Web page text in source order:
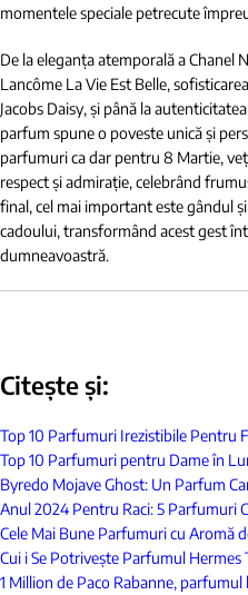
momentele speciale petrecute
De la eleganța atemporală a Chanel
Lancôme La Vie Est Belle,
Jacobs Daisy, și până la
parfum spune o poveste unică și
parfumuri ca dar pentru 8 Martie,
respect și admirație, celebrând
final, cel mai important este gândul
cadoului, transformând acest gest
dumneavoastră.
Citește și:
Top 10 Parfumuri Irezistibile Pentru
Top 10 Parfumuri pentru Dame în
Byredo Mojave Ghost: Un Parfum
Anul 2024 Pentru Raci: 5 Parfumuri
Cele Mai Bune Parfumuri cu Aromă
Cui i Se Potrivește Parfumul Hermes
1 Million de Paco Rabanne,